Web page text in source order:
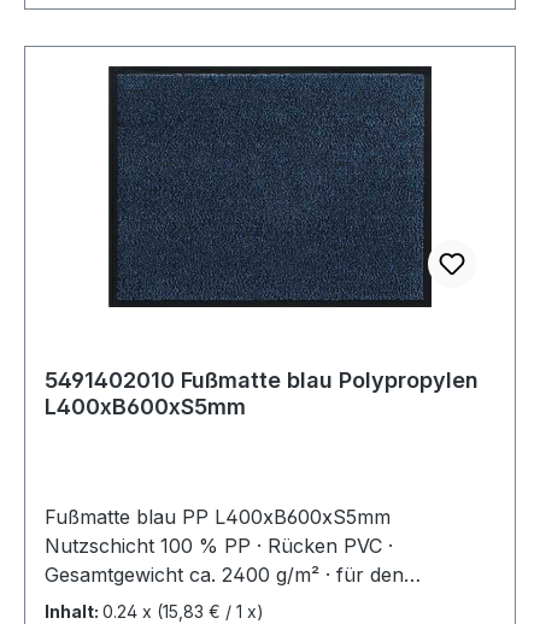
5491402010 Fußmatte blau Polypropylen
L400xB600xS5mm
Fußmatte blau PP L400xB600xS5mm
Nutzschicht 100 % PP · Rücken PVC ·
Gesamtgewicht ca. 2400 g/m² · für den
Innenbereich Weitere technische Eigenschaften: ·
Inhalt: 0.24 x (15,83 € / 1 x)